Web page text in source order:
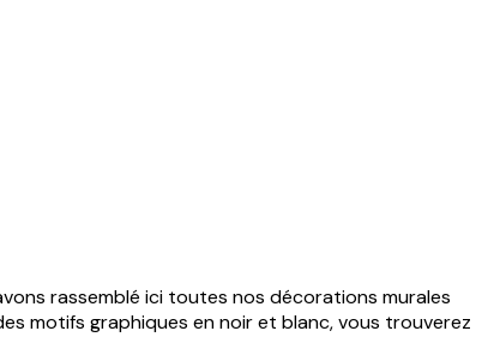
rassemblé ici toutes nos décorations murales
motifs graphiques en noir et blanc, vous trouverez